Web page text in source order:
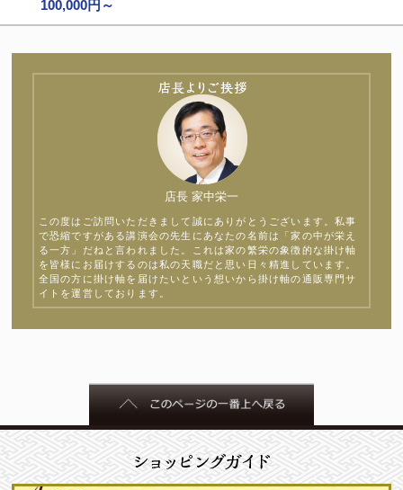
100,000円～
店長 家中栄一
この度はご訪問いただきまして誠にありがとうございます。私事
で恐縮ですがある講演会の先生にあなたの名前は「家の中が栄え
る一方」だねと言われました。これは家の繁栄の象徴的な掛け軸
を皆様にお届けするのは私の天職だと思い日々精進しています。
全国の方に掛け軸を届けたいという想いから掛け軸の通販専門サ
イトを運営しております。